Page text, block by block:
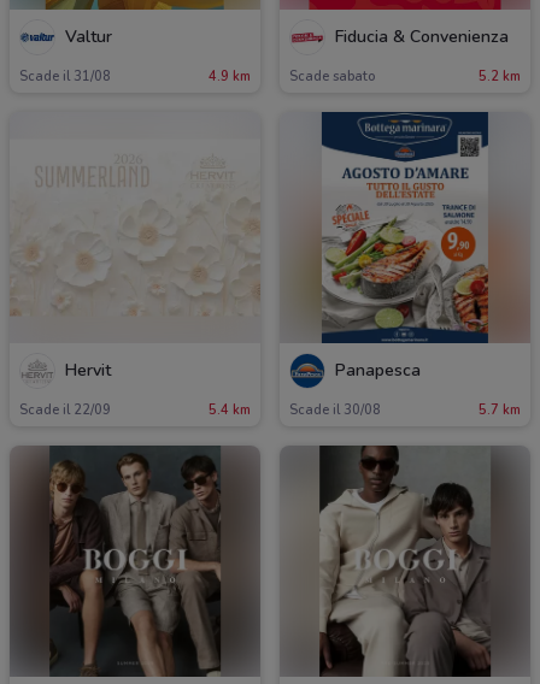
Valtur
Scade il 31/08 4.9 km
Fiducia & Convenienza
Scade sabato 5.2 km
Hervit
Scade il 22/09 5.4 km
Panapesca
Scade il 30/08 5.7 km